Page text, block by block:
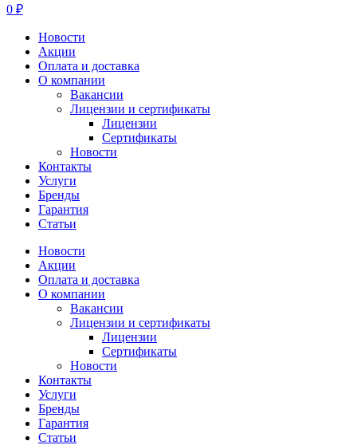
0 ₽
Новости
Акции
Оплата и доставка
О компании
Вакансии
Лицензии и сертификаты
Лицензии
Сертификаты
Новости
Контакты
Услуги
Бренды
Гарантия
Статьи
Новости
Акции
Оплата и доставка
О компании
Вакансии
Лицензии и сертификаты
Лицензии
Сертификаты
Новости
Контакты
Услуги
Бренды
Гарантия
Статьи